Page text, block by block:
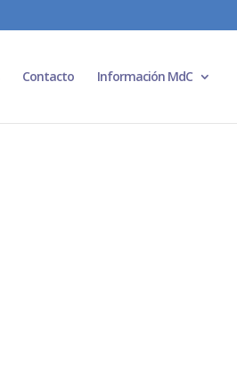
Contacto Información MdC